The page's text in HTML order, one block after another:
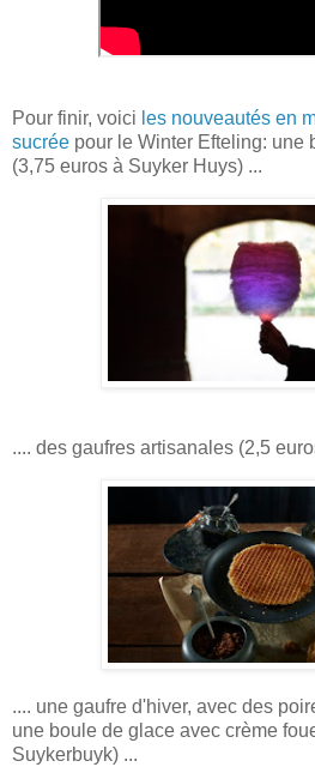
Pour finir, voici les nouveautés en
sucrée pour le Winter Efteling: une
(3,75 euros à Suyker Huys) ...
.... des gaufres artisanales (2,5
.... une gaufre d'hiver, avec des
une boule de glace avec crème
Suykerbuyk) ...